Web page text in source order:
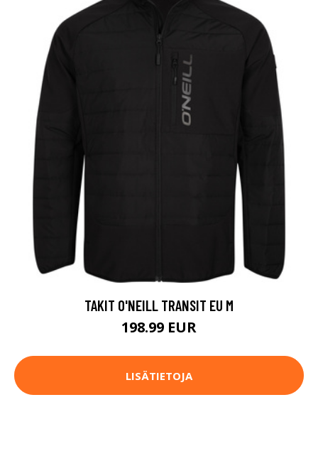
TAKIT O'NEILL TRANSIT EU M
198.99 EUR
LISÄTIETOJA